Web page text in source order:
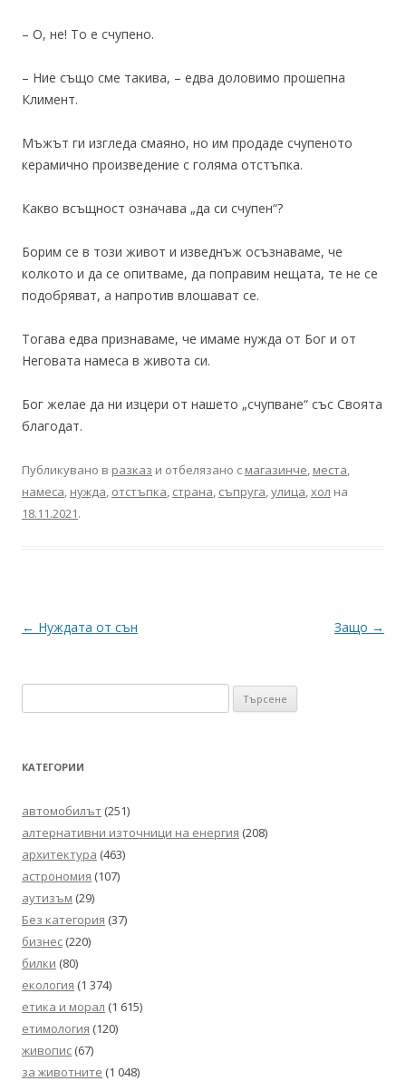
– О, не! То е счупено.
– Ние също сме такива, – едва доловимо прошепна
Климент.
Мъжът ги изгледа смаяно, но им продаде счупеното
керамично произведение с голяма отстъпка.
Какво всъщност означава „да си счупен“?
Борим се в този живот и изведнъж осъзнаваме, че
колкото и да се опитваме, да поправим нещата, те не се
подобряват, а напротив влошават се.
Тогава едва признаваме, че имаме нужда от Бог и от
Неговата намеса в живота си.
Бог желае да ни изцери от нашето „счупване“ със Своята
благодат.
Публикувано в разказ и отбелязано с магазинче, места,
намеса, нужда, отстъпка, страна, съпруга,улица,хол на
18.11.2021.
Навигация
← Нуждата от сън Защо →
за:
КАТЕГОРИИ
автомобилът (251)
алтернативни източници на енергия (208)
архитектура (463)
астрономия (107)
аутизъм (29)
Без категория (37)
бизнес (220)
билки (80)
екология (1 374)
етика и морал (1 615)
етимология (120)
живопис (67)
за животните (1 048)